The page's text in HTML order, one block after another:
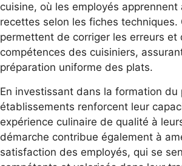
cuisine, où les employés apprennent
recettes selon les fiches techniques.
permettent de corriger les erreurs et
compétences des cuisiniers,
préparation uniforme des plats.
En investissant dans la formation du
établissements renforcent leur
expérience culinaire de qualité à
démarche contribue également à
satisfaction des employés, qui se